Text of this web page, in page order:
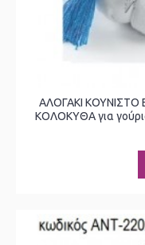
ΑΛΟΓΑΚΙ
ΚΟΛΟΚΥΘΑ για